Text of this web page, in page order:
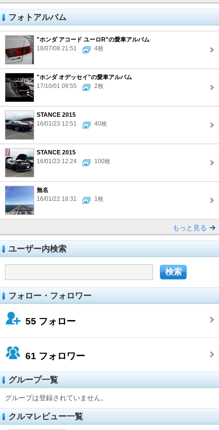
フォトアルバム
"ホンダ アコード ユーロR"の愛車アルバム
18/07/08 21:51
4枚
"ホンダ オデッセイ"の愛車アルバム
17/10/01 09:55
2枚
STANCE 2015
16/01/23 12:51
40枚
STANCE 2015
16/01/23 12:24
100枚
無名
16/01/22 18:31
1枚
もっと見る
ユーザー内検索
フォロー・フォロワー
55 フォロー
61 フォロワー
グループ一覧
グループは登録されていません。
クルマレビュー一覧